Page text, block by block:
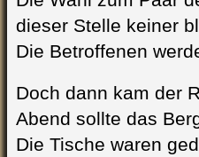
dieser Stelle keiner
Die Betroffenen
Doch dann kam der
Abend sollte das
Die Tische waren